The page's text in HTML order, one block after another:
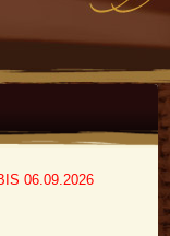
06.09.2026